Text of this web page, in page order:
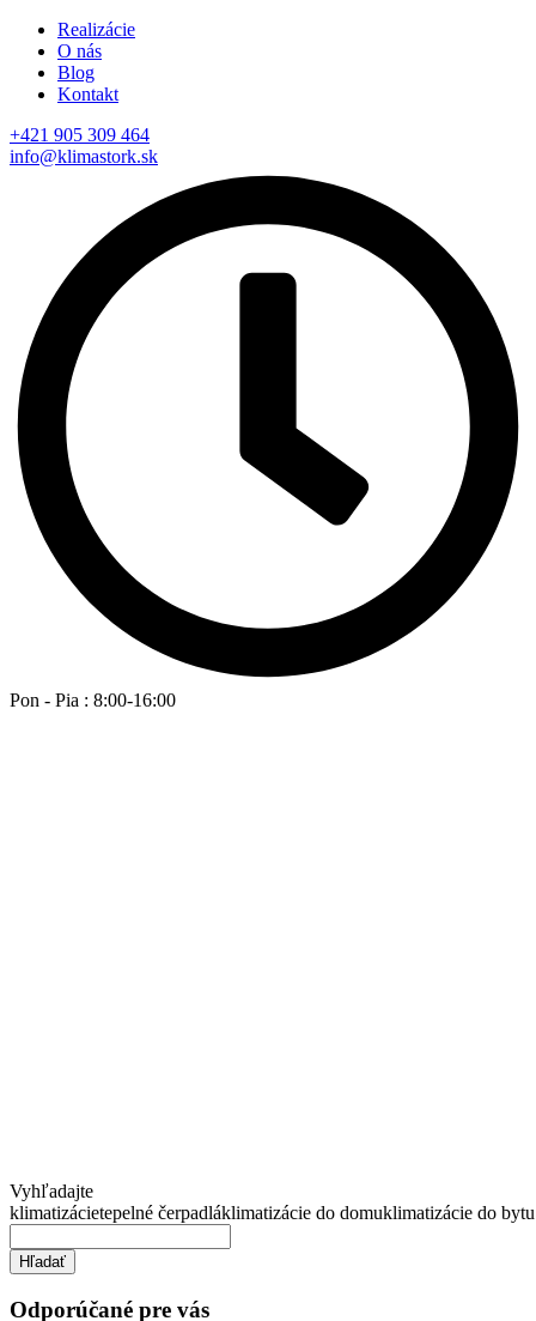
Realizácie
O nás
Blog
Kontakt
+421 905 309 464
info@klimastork.sk
Pon - Pia : 8:00-16:00
Vyhľadajte
klimatizácietepelné čerpadláklimatizácie do domuklimatizácie do bytu
Hľadať
Odporúčané pre vás